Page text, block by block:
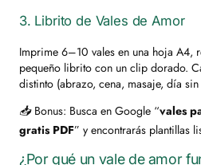
3. Librito de Vales de Amor
Imprime 6–10 vales en una hoja A4,
pequeño librito con un clip dorado.
distinto (abrazo, cena, masaje, día
📥 Bonus: Busca en Google “vales
gratis PDF” y encontrarás plantillas
¿Por qué un vale de amor